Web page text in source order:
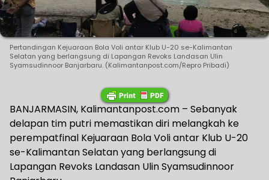
Pertandingan Kejuaraan Bola Voli antar Klub U-20 se-Kalimantan
Selatan yang berlangsung di Lapangan Revoks Landasan Ulin
Syamsudinnoor Banjarbaru. (Kalimantanpost.com/Repro Pribadi)
BANJARMASIN, Kalimantanpost.com – Sebanyak
delapan tim putri memastikan diri melangkah ke
perempatfinal Kejuaraan Bola Voli antar Klub U-20
se-Kalimantan Selatan yang berlangsung di
Lapangan Revoks Landasan Ulin Syamsudinnoor